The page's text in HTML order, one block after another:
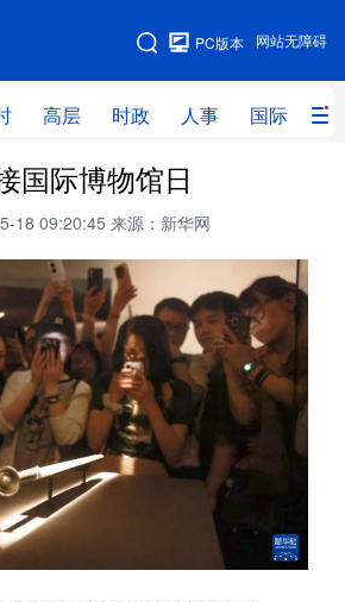
网站无障碍
PC版本
高层 时政 人事 国际 财
网站地图
高层 时政
财经 网评
智库 全球连线 教育
科创 量子 体育
书画 健康 军事
视频 图片
文件 金融
人居 数字经济
国际博物馆日
18 09:20:45 来源：新华网